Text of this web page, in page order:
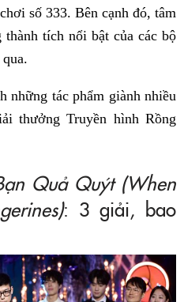
số 333. Bên cạnh đó, tâm
tích nổi bật của các bộ
những tác phẩm giành nhiều
thưởng Truyền hình Rồng
Quả Quýt (When
: 3 giải, bao